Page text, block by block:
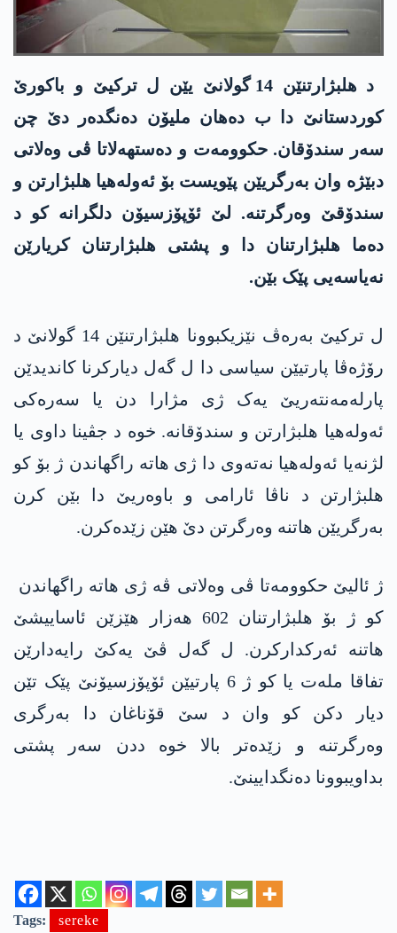
د ھلبژارتنێن 14 گولانێ یێن ل ترکیێ و باکورێ
کوردستانێ دا ب دەھان ملیۆن دەنگدەر دێ چن
سەر سندۆقان. حکوومەت و دەستهەلاتا ڤی وەلاتی
دبێژە وان بەرگریێن پێویست بۆ ئەولەھیا ھلبژارتن و
سندۆقێ وەرگرتنە. لێ ئۆپۆزسیۆن دلگرانە کو د
دەما ھلبژارتنان دا و پشتی ھلبژارتنان کریارێن
نەیاسەیی پێک بێن.
ل ترکیێ بەرەڤ نێزیکبوونا ھلبژارتنێن 14 گولانێ د
رۆژەڤا پارتیێن سیاسی دا ل گەل دیارکرنا کاندیدێن
پارلەمەنتەریێ یەک ژی مژارا دن یا سەرەکی
ئەولەھیا ھلبژارتن و سندۆقانە. خوە د جڤینا داوی یا
لژنەیا ئەولەھیا نەتەوی دا ژی ھاتە راگھاندن ژ بۆ کو
ھلبژارتن د ناڤا ئارامی و باوەریێ دا بێن کرن
بەرگریێن ھاتنە وەرگرتن دێ هێن زێدەکرن.
ژ ئالیێ حکوومەتا ڤی وەلاتی ڤە ژی ھاتە راگھاندن
کو ژ بۆ ھلبژارتنان 602 ھەزار ھێزێن ئاساییشێ
ھاتنە ئەرکدارکرن. ل گەل ڤێ یەکێ رایەدارێن
تفاقا ملەت یا کو ژ 6 پارتیێن ئۆپۆزسیۆنێ پێک تێن
دیار دکن کو وان د سێ قۆناغان دا بەرگری
وەرگرتنە و زێدەتر بالا خوە ددن سەر پشتی
بداویبوونا دەنگدایینێ.
Tags: sereke